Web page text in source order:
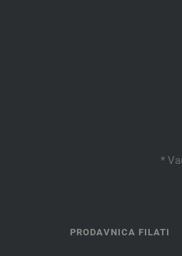
*
PRODAVNICA FILATI